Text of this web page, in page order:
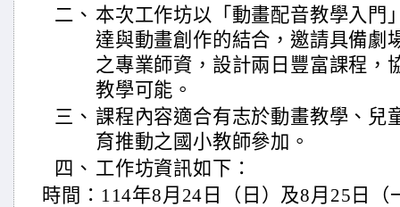
二、 本次工作坊以「動畫配音教學入門
達與動畫創作的結合，邀請具備劇
之專業師資，設計兩日豐富課程，
教學可能。
三、 課程內容適合有志於動畫教學、兒
育推動之國小教師參加。
四、 工作坊資訊如下：
時間：114年8月24日（日）及8月25日（